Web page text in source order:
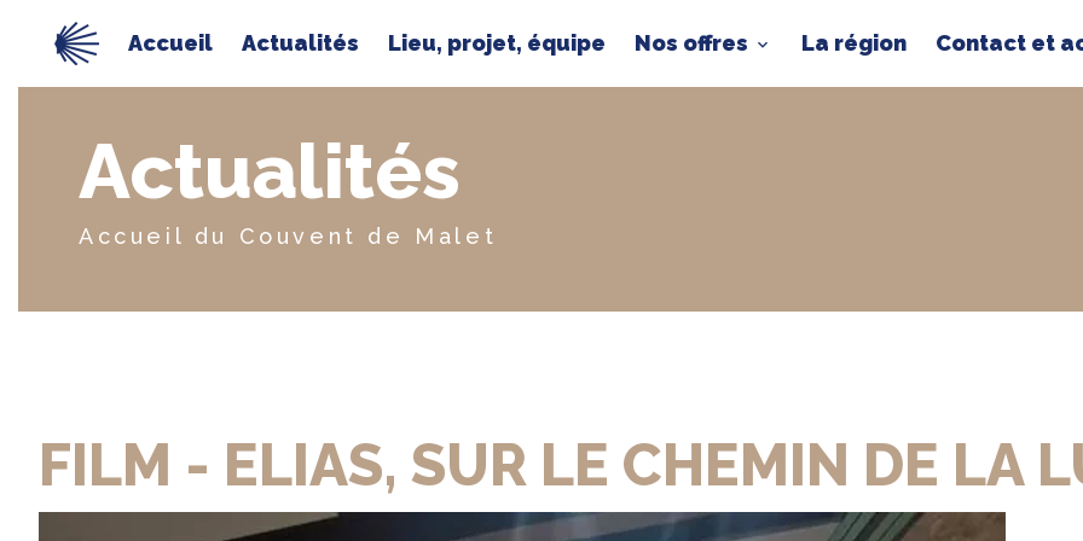
Accueil Actualités Lieu, projet, équipe Nos offres La région Contact et
Actualités
Accueil du Couvent de Malet
FILM - ELIAS, SUR LE CHEMIN DE LA